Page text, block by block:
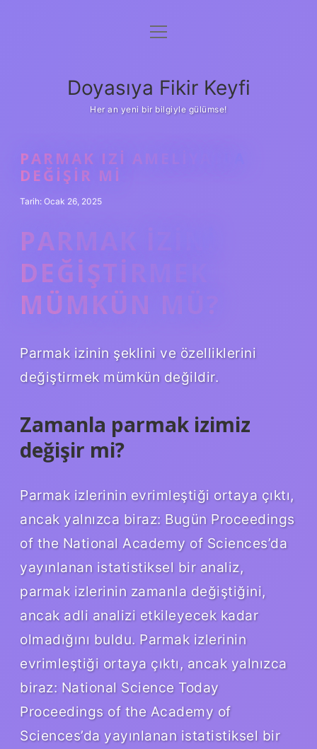
Anasayfa
Yasal Uyarı
menüyü
Doyasıya Fikir Keyfi
Her an yeni bir bilgiyle gülümse!
PARMAK IZI AMELIYATLA
DEĞIŞIR MI
Tarih: Ocak 26, 2025
PARMAK IZINI
DEĞIŞTIRMEK
MÜMKÜN MÜ?
Parmak izinin şeklini ve özelliklerini
değiştirmek mümkün değildir.
Zamanla parmak izimiz
değişir mi?
Parmak izlerinin evrimleştiği ortaya çıktı,
ancak yalnızca biraz: Bugün Proceedings
of the National Academy of Sciences’da
yayınlanan istatistiksel bir analiz,
parmak izlerinin zamanla değiştiğini,
ancak adli analizi etkileyecek kadar
olmadığını buldu. Parmak izlerinin
evrimleştiği ortaya çıktı, ancak yalnızca
biraz: National Science Today
Proceedings of the Academy of
Sciences’da yayınlanan istatistiksel bir